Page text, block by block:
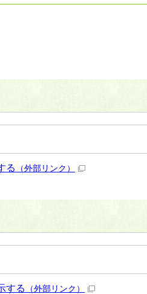
る （外部リンク）
する （外部リンク）